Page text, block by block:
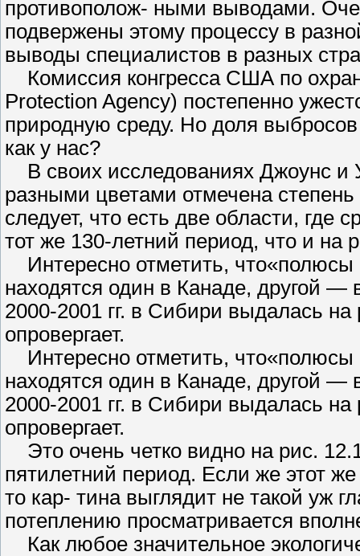
противополож- ными выводами.
подвержены этому процессу в
выводы специалистов в разных
Комиссия конгресса США по
Protection Agency) постепенно
природную среду. Но доля
как у нас?
В своих исследованиях Джоунс и
разными цветами отмечена
следует, что есть две области, где
тот же 130-летний период, что и на
Интересно отметить,
находятся один в Канаде, другой —
2000-2001 гг. в Сибири выдалась
опровергает.
Интересно отметить,
находятся один в Канаде, другой —
2000-2001 гг. в Сибири выдалась
опровергает.
Это очень четко видно на рис.
пятилетний период. Если же этот
то кар- тина выглядит не такой уж
потеплению просматривается
Как любое значительное